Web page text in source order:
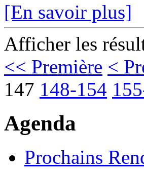
[En savoir plus]
Afficher les
<< Première <
147 148-154
Agenda
Prochains